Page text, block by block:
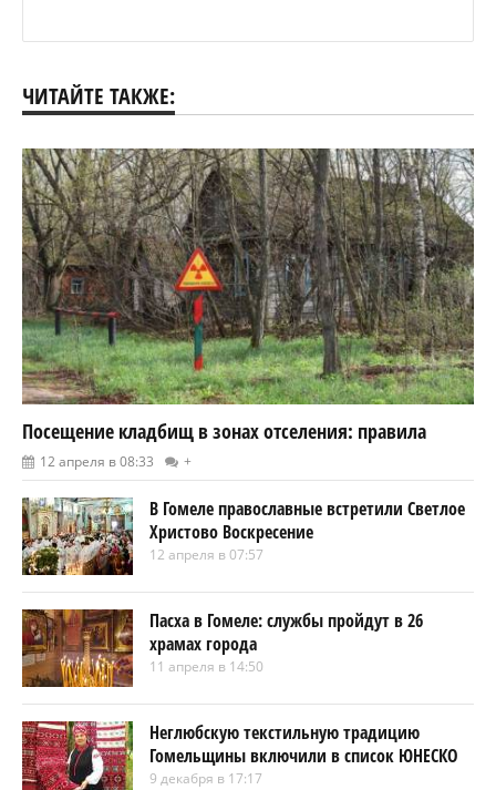
ЧИТАЙТЕ ТАКЖЕ:
Посещение кладбищ в зонах отселения: правила
12 апреля в 08:33 +
В Гомеле православные встретили Светлое
Христово Воскресение
12 апреля в 07:57
Пасха в Гомеле: службы пройдут в 26
храмах города
11 апреля в 14:50
Неглюбскую текстильную традицию
Гомельщины включили в список ЮНЕСКО
9 декабря в 17:17